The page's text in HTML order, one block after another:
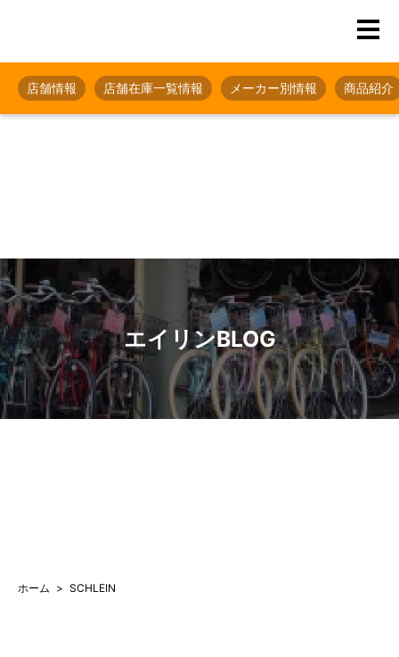
店舗情報 店舗在庫一覧情報 メーカー別情報 商品紹介
エイリンBLOG
ホーム SCHLEIN